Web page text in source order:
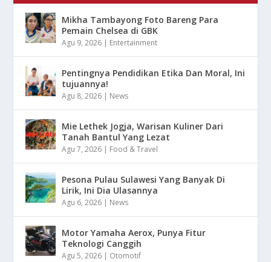
Mikha Tambayong Foto Bareng Para
Pemain Chelsea di GBK
Agu 9, 2026 | Entertainment
Pentingnya Pendidikan Etika Dan Moral, Ini
tujuannya!
Agu 8, 2026 | News
Mie Lethek Jogja, Warisan Kuliner Dari
Tanah Bantul Yang Lezat
Agu 7, 2026 | Food & Travel
Pesona Pulau Sulawesi Yang Banyak Di
Lirik, Ini Dia Ulasannya
Agu 6, 2026 | News
Motor Yamaha Aerox, Punya Fitur
Teknologi Canggih
Agu 5, 2026 | Otomotif